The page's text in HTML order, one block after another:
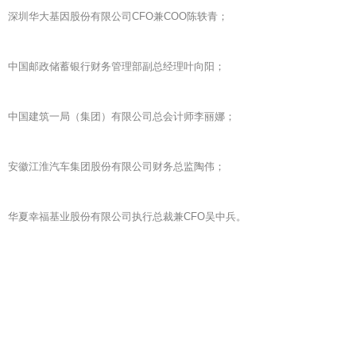
深圳华大基因股份有限公司CFO兼COO陈轶青；
中国邮政储蓄银行财务管理部副总经理叶向阳；
中国建筑一局（集团）有限公司总会计师李丽娜；
安徽江淮汽车集团股份有限公司财务总监陶伟；
华夏幸福基业股份有限公司执行总裁兼CFO吴中兵。